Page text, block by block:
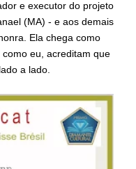
e executor do projeto
(MA) - e aos demais
Ela chega como
eu, acreditam que
a lado.